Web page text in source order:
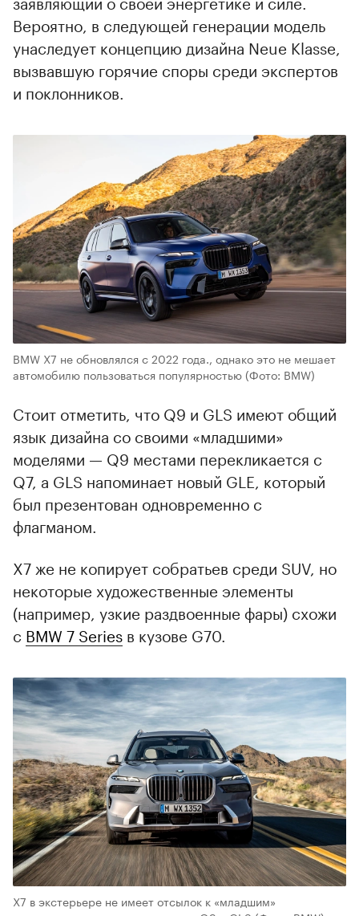
Вероятно, в следующей генерации модель
унаследует концепцию дизайна Neue Klasse,
вызвавшую горячие споры среди экспертов
и поклонников.
BMW X7 не обновлялся с 2022 года., однако это не мешает
автомобилю пользоваться популярностью(Фото: BMW)
Стоит отметить, что Q9 и GLS имеют общий
язык дизайна со своими «младшими»
моделями — Q9 местами перекликается с
Q7, а GLS напоминает новый GLE, который
был презентован одновременно с
флагманом.
X7 же не копирует собратьев среди SUV, но
некоторые художественные элементы
(например, узкие раздвоенные фары) схожи
с BMW 7 Series в кузове G70.
X7 в экстерьере не имеет отсылок к «младшим»